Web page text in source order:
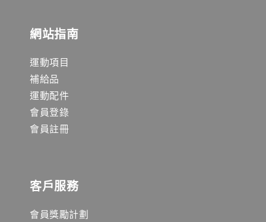
網站指南
運動項目
補給品
運動配件
會員登錄
會員註冊
客戶服務
會員獎勵計劃